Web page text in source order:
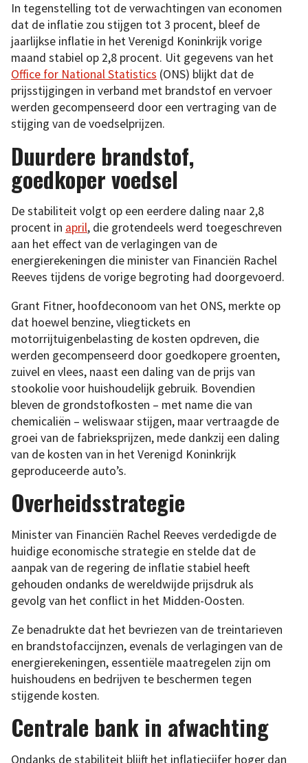
In tegenstelling tot de verwachtingen van economen
dat de inflatie zou stijgen tot 3 procent, bleef de
jaarlijkse inflatie in het Verenigd Koninkrijk vorige
maand stabiel op 2,8 procent. Uit gegevens van het
Office for National Statistics (ONS) blijkt dat de
prijsstijgingen in verband met brandstof en vervoer
werden gecompenseerd door een vertraging van de
stijging van de voedselprijzen.
Duurdere brandstof,
goedkoper voedsel
De stabiliteit volgt op een eerdere daling naar 2,8
procent in april, die grotendeels werd toegeschreven
aan het effect van de verlagingen van de
energierekeningen die minister van Financiën Rachel
Reeves tijdens de vorige begroting had doorgevoerd.
Grant Fitner, hoofdeconoom van het ONS, merkte op
dat hoewel benzine, vliegtickets en
motorrijtuigenbelasting de kosten opdreven, die
werden gecompenseerd door goedkopere groenten,
zuivel en vlees, naast een daling van de prijs van
stookolie voor huishoudelijk gebruik. Bovendien
bleven de grondstofkosten – met name die van
chemicaliën – weliswaar stijgen, maar vertraagde de
groei van de fabrieksprijzen, mede dankzij een daling
van de kosten van in het Verenigd Koninkrijk
geproduceerde auto’s.
Overheidsstrategie
Minister van Financiën Rachel Reeves verdedigde de
huidige economische strategie en stelde dat de
aanpak van de regering de inflatie stabiel heeft
gehouden ondanks de wereldwijde prijsdruk als
gevolg van het conflict in het Midden-Oosten.
Ze benadrukte dat het bevriezen van de treintarieven
en brandstofaccijnzen, evenals de verlagingen van de
energierekeningen, essentiële maatregelen zijn om
huishoudens en bedrijven te beschermen tegen
stijgende kosten.
Centrale bank in afwachting
Ondanks de stabiliteit blijft het inflatiecijfer hoger dan